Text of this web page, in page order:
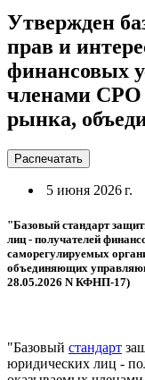
Утвержден
прав и
финансовых
членами СРО
рынка,
Распечатать
5 июня 2026 г.
"Базовый стандарт
лиц - получателей
саморегулируемых
объединяющих
28.05.2026 N КФНП-17)
"Базовый стандарт
юридических лиц -